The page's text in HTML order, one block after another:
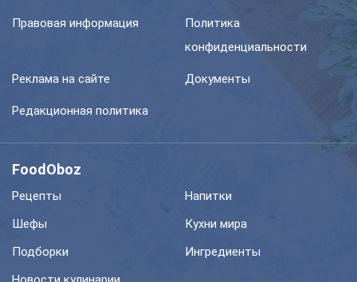
Правовая информация
Политика
конфиденциальности
Реклама на сайте Документы
Редакционная политика
FoodOboz
Рецепты
Напитки
Шефы
Кухни мира
Подборки
Ингредиенты